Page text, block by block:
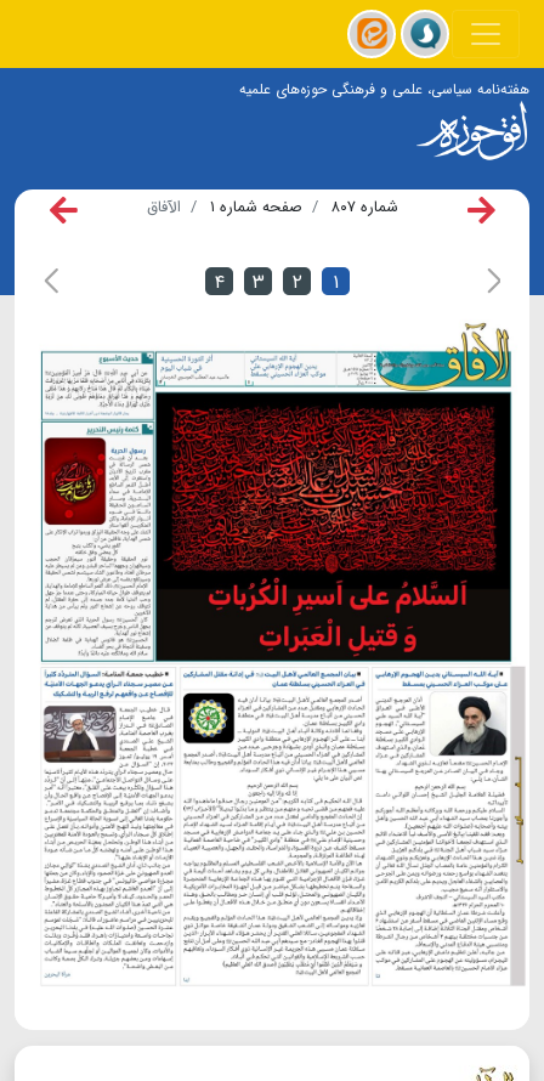
هفته‌نامه سیاسی، علمی و فرهنگی حوزه‌های علمیه
شماره ۸۰۷ صفحه شماره ۱ الآفاق
۱ ۲ ۳ ۴